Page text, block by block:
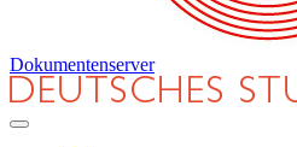
Dokumentenserver